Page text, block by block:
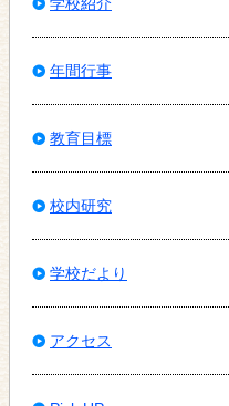
年間行事
教育目標
校内研究
学校だより
アクセス